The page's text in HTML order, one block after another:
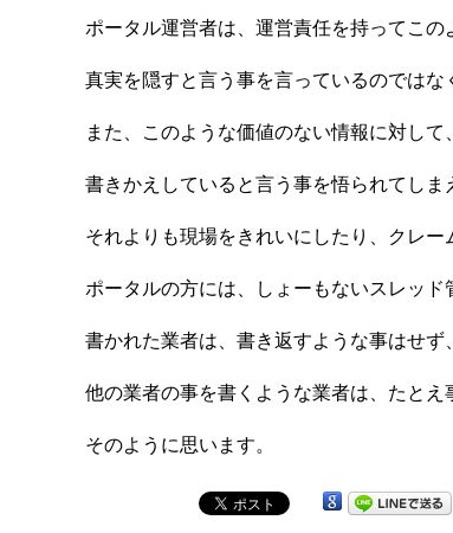
ポータル運営者は、運営責任を持ってこ
真実を隠すと言う事を言っているのでは
また、このような価値のない情報に対し
書きかえしていると言う事を悟られてしま
それよりも現場をきれいにしたり、クレ
ポータルの方には、しょーもないスレッド
書かれた業者は、書き返すような事はせず
他の業者の事を書くような業者は、たと
そのように思います。